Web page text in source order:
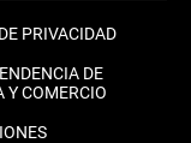
PRIVACIDAD
DE
Y COMERCIO